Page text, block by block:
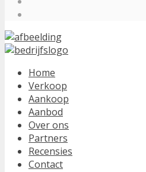
Home
Verkoop
Aankoop
Aanbod
Over ons
Partners
Recensies
Contact